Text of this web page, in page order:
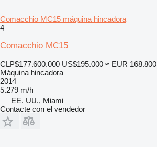
Comacchio MC15 máquina hincadora
4
Comacchio MC15
CLP$177.600.000 US$195.000 ≈ EUR 168.800
Máquina hincadora
2014
5.279 m/h
EE. UU., Miami
Contacte con el vendedor